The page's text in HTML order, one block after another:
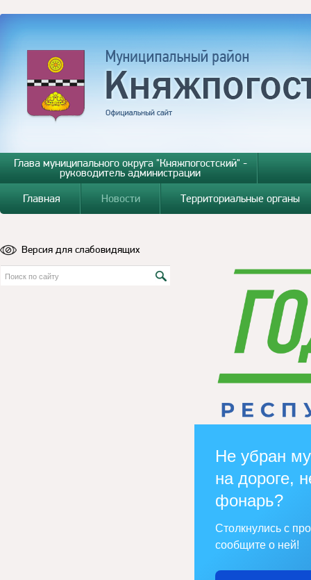
Глава муниципального округа "Княжпогостский" -
руководитель администрации
Главная
Новости Территориальные органы
Версия для слабовидящих
Не убран
на дороге,
фонарь?
Столкнулись с
сообщите о ней!